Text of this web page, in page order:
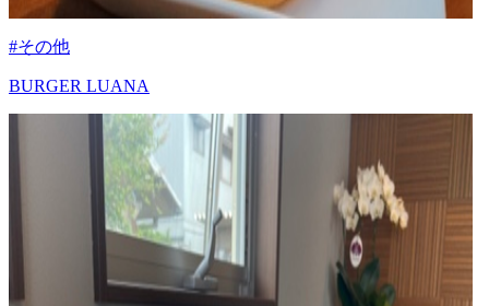
#その他
BURGER LUANA